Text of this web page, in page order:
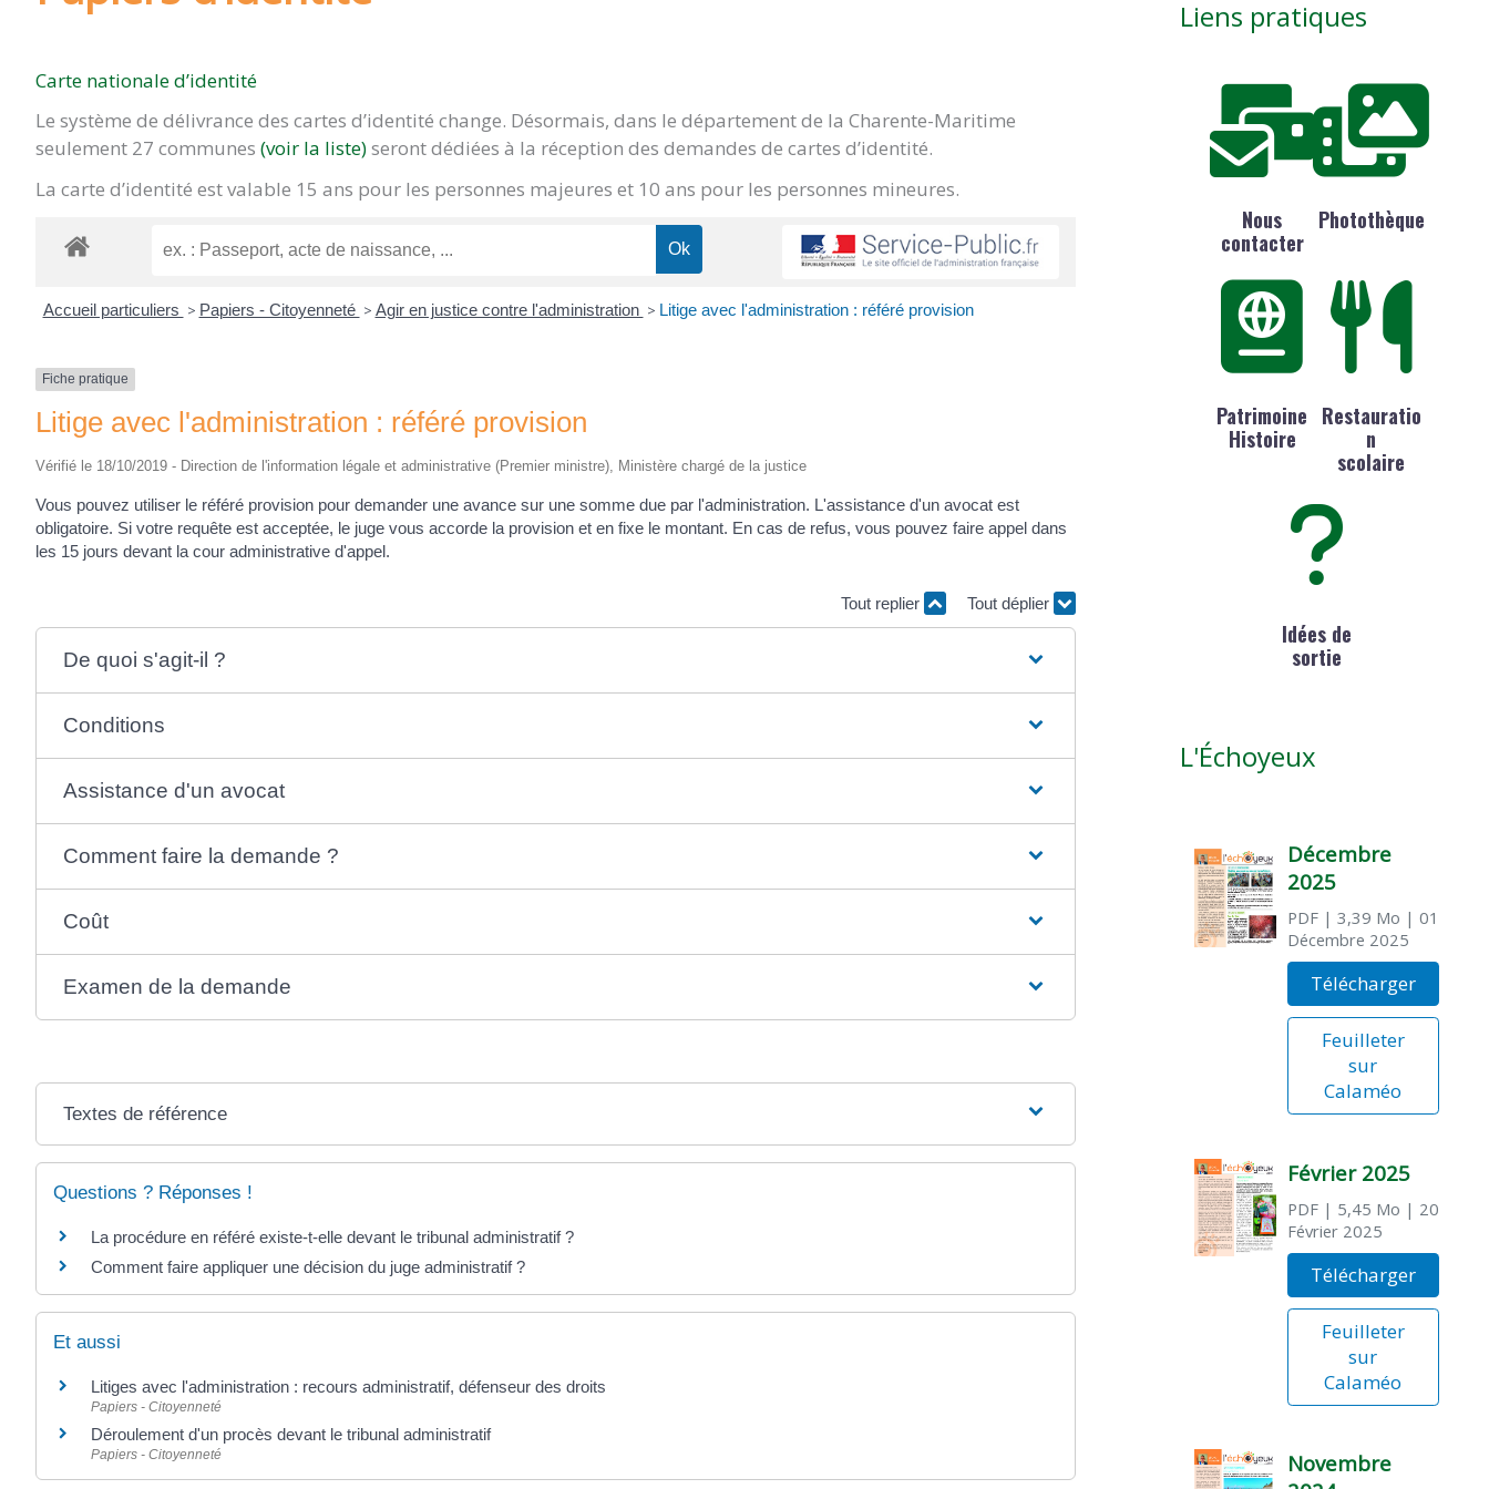
Carte nationale d’identité
Le système de délivrance des cartes d’identité change. Désormais, dans le département de la Charente-Maritime
seulement 27 communes (voir la liste)seront dédiées à la réception des demandes de cartes d’identité.
La carte d’identité est valable 15 ans pour les personnes majeures et 10 ans pour les personnes mineures.
Accueil particuliers > Papiers - Citoyenneté > Agir en justice contre l'administration > Litige avec l'administration : référé provision
Fiche pratique
Litige avec l'administration : référé provision
Vérifié le 18/10/2019 - Direction de l'information légale et administrative (Premier ministre), Ministère chargé de la justice
Vous pouvez utiliser le référé provision pour demander une avance sur une somme due par l'administration. L'assistance d'un avocat est
obligatoire. Si votre requête est acceptée, le juge vous accorde la provision et en fixe le montant. En cas de refus, vous pouvez faire appel dans
les 15 jours devant la cour administrative d'appel.
Tout replier Tout déplier
De quoi s'agit-il ?
Conditions
Assistance d'un avocat
Comment faire la demande ?
Coût
Examen de la demande
Textes de référence
Questions ? Réponses !
La procédure en référé existe-t-elle devant le tribunal administratif ?
Comment faire appliquer une décision du juge administratif ?
Et aussi
Litiges avec l'administration : recours administratif, défenseur des droits
Papiers - Citoyenneté
Déroulement d'un procès devant le tribunal administratif
Papiers - Citoyenneté
Liens pratiques
Nous
contacter
Photothèque
Patrimoine
Histoire
Restauratio
n
scolaire
Idées de
sortie
L'Échoyeux
Décembre
2025
PDF| 3,39 Mo | 01
Décembre 2025
Télécharger
Feuilleter
sur
Calaméo
Février 2025
PDF| 5,45 Mo | 20
Février 2025
Télécharger
Feuilleter
sur
Calaméo
Novembre